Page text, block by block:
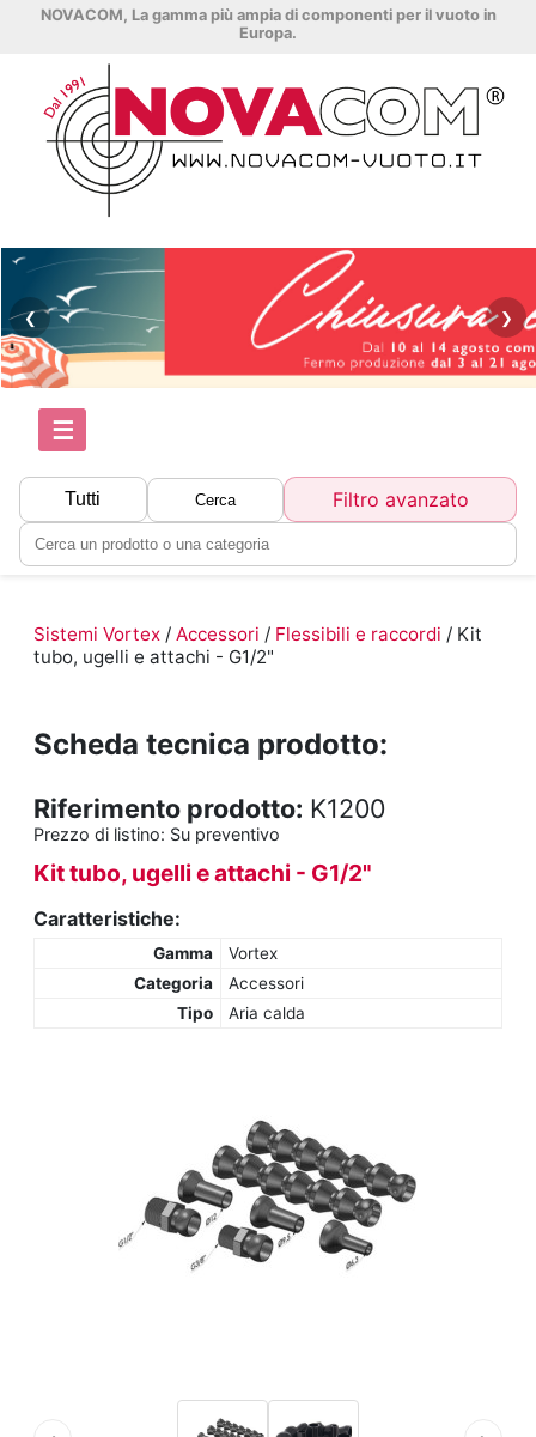
NOVACOM, La gamma più ampia di componenti per il vuoto in
Europa.
❮ ❯
☰
Tutti Cerca Filtro avanzato
Sistemi Vortex / Accessori / Flessibili e raccordi / Kit
tubo, ugelli e attachi - G1/2"
Scheda tecnica prodotto:
Riferimento prodotto: K1200
Prezzo di listino: Su preventivo
Kit tubo, ugelli e attachi - G1/2"
Caratteristiche:
Gamma
Vortex
Categoria
Accessori
Tipo
Aria calda